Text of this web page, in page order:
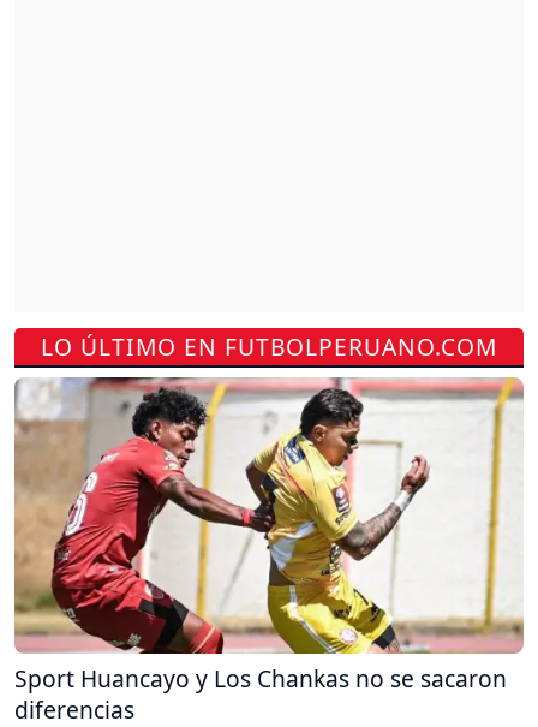
LO ÚLTIMO EN FUTBOLPERUANO.COM
Sport Huancayo y Los Chankas no se sacaron
diferencias